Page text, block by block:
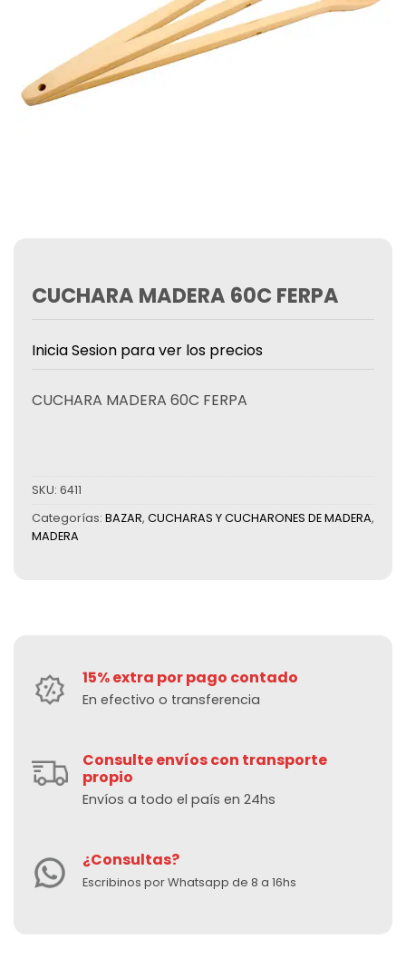
CUCHARA MADERA 60C FERPA
Inicia Sesion para ver los precios
CUCHARA MADERA 60C FERPA
SKU: 6411
Categorías: BAZAR, CUCHARAS Y CUCHARONES DE MADERA,
MADERA
15% extra por pago contado
En efectivo o transferencia
Consulte envíos con transporte
propio
Envíos a todo el país en 24hs
¿Consultas?
Escribinos por Whatsapp de 8 a 16hs